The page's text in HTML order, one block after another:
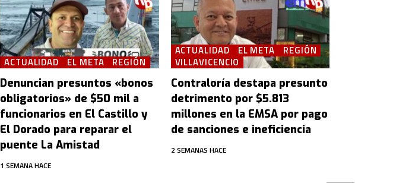
ACTUALIDAD EL META REGIÓN
Denuncian presuntos «bonos
obligatorios» de $50 mil a
funcionarios en El Castillo y
El Dorado para reparar el
puente La Amistad
1 SEMANA HACE
ACTUALIDAD EL META
REGIÓN
VILLAVICENCIO
Contraloría destapa presunto
detrimento por $5.813
millones en la EMSA por pago
de sanciones e ineficiencia
2 SEMANAS HACE